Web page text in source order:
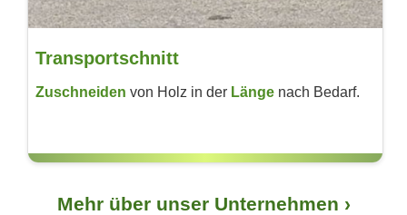
Transportschnitt
Zuschneiden von Holz in der Länge nach Bedarf.
Mehr über unser Unternehmen